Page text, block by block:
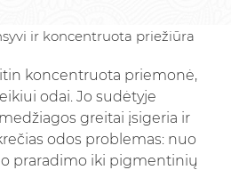
ir koncentruota priežiūra
koncentruota priemonė,
odai. Jo sudėtyje
greitai įsigeria ir
odos problemas: nuo
praradimo iki pigmentinių